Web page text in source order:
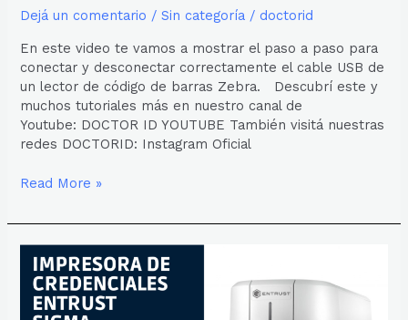
Dejá un comentario /Sin categoría / doctorid
En este video te vamos a mostrar el paso a paso para
conectar y desconectar correctamente el cable USB de
un lector de código de barras Zebra. Descubrí este y
muchos tutoriales más en nuestro canal de
Youtube: DOCTOR ID YOUTUBE También visitá nuestras
redes DOCTORID: Instagram Oficial
Read More »
PUESTA
EN
MARCHA
DE